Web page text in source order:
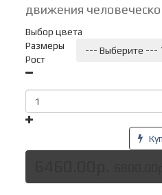
движения
Выбор цвета
Размеры
--- Выберите ---
Рост